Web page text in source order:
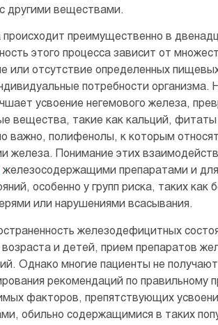
другими веществами.
происходит преимущественно в
этого процесса зависит от
или отсутствие определенных
потребности организма.
усвоение негемового железа,
вещества, такие как кальций,
важно, полифенолы, к которым
железа. Понимание этих
железосодержащими препаратами и
особенно у групп риска, таких
или нарушениями всасывания.
железодефицитных
и детей, прием препаратов
Однако многие пациенты не
рекомендаций по
факторов, препятствующих
обильно содержащимися в таких